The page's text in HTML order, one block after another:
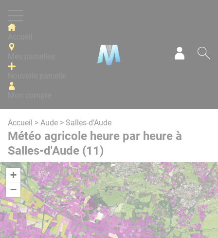
Accueil > Aude > Salles-d'Aude
Météo agricole heure par heure à
Salles-d'Aude (11)
+
−